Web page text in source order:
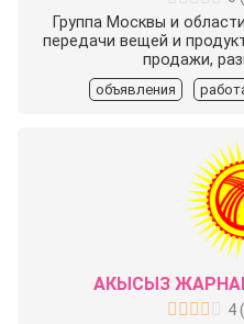
Группа Москвы и
передачи вещей и
продажи,
объявления
АКЫСЫЗ
4(